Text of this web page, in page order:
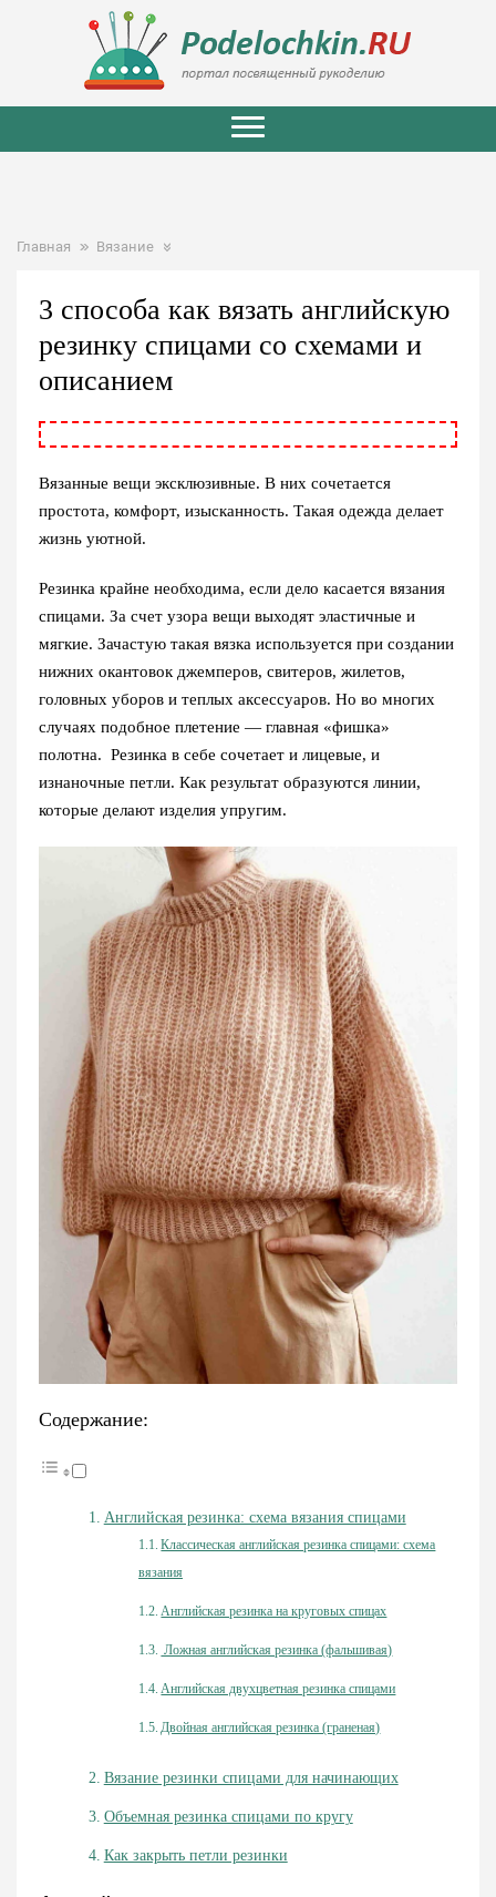
Главная Вязание
3 способа как вязать английскую
резинку спицами со схемами и
описанием
Вязанные вещи эксклюзивные. В них сочетается
простота, комфорт, изысканность. Такая одежда делает
жизнь уютной.
Резинка крайне необходима, если дело касается вязания
спицами. За счет узора вещи выходят эластичные и
мягкие. Зачастую такая вязка используется при создании
нижних окантовок джемперов, свитеров, жилетов,
головных уборов и теплых аксессуаров. Но во многих
случаях подобное плетение — главная «фишка»
полотна. Резинка в себе сочетает и лицевые, и
изнаночные петли. Как результат образуются линии,
которые делают изделия упругим.
Содержание:
Английская резинка: схема вязания спицами
Классическая английская резинка спицами: схема
вязания
Английская резинка на круговых спицах
Ложная английская резинка (фальшивая)
Английская двухцветная резинка спицами
Двойная английская резинка (граненая)
Вязание резинки спицами для начинающих
Объемная резинка спицами по кругу
Как закрыть петли резинки